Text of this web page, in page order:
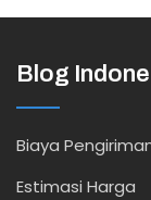
Blog
Biaya
Estimasi Harga